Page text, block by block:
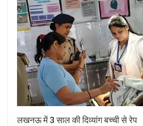
लखनऊ में 3 साल की दिव्यांग बच्ची से रेप